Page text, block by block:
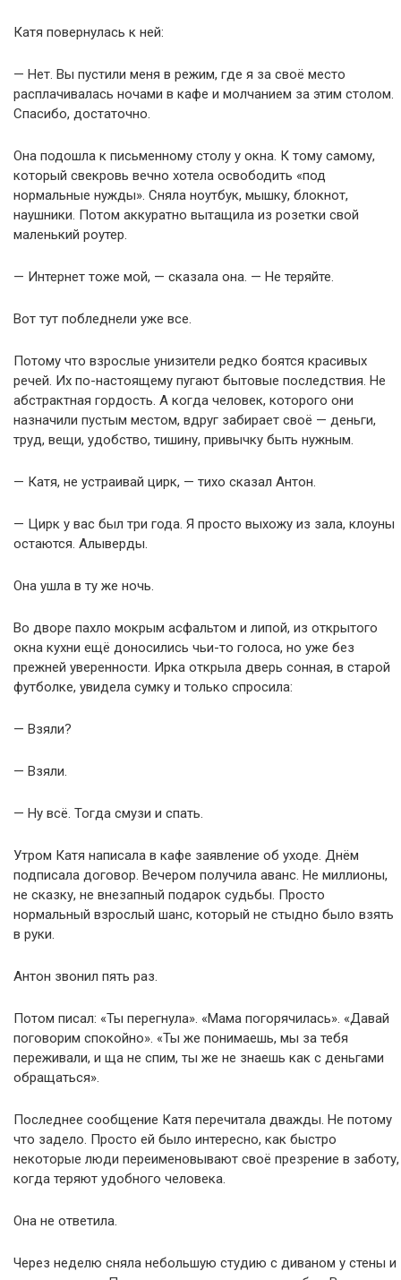
Катя повернулась к ней:
— Нет. Вы пустили меня в режим, где я за своё место
расплачивалась ночами в кафе и молчанием за этим столом.
Спасибо, достаточно.
Она подошла к письменному столу у окна. К тому самому,
который свекровь вечно хотела освободить «под
нормальные нужды». Сняла ноутбук, мышку, блокнот,
наушники. Потом аккуратно вытащила из розетки свой
маленький роутер.
— Интернет тоже мой, — сказала она. — Не теряйте.
Вот тут побледнели уже все.
Потому что взрослые унизители редко боятся красивых
речей. Их по-настоящему пугают бытовые последствия. Не
абстрактная гордость. А когда человек, которого они
назначили пустым местом, вдруг забирает своё — деньги,
труд, вещи, удобство, тишину, привычку быть нужным.
— Катя, не устраивай цирк, — тихо сказал Антон.
— Цирк у вас был три года. Я просто выхожу из зала, клоуны
остаются. Алыверды.
Она ушла в ту же ночь.
Во дворе пахло мокрым асфальтом и липой, из открытого
окна кухни ещё доносились чьи-то голоса, но уже без
прежней уверенности. Ирка открыла дверь сонная, в старой
футболке, увидела сумку и только спросила:
— Взяли?
— Взяли.
— Ну всё. Тогда смузи и спать.
Утром Катя написала в кафе заявление об уходе. Днём
подписала договор. Вечером получила аванс. Не миллионы,
не сказку, не внезапный подарок судьбы. Просто
нормальный взрослый шанс, который не стыдно было взять
в руки.
Антон звонил пять раз.
Потом писал: «Ты перегнула». «Мама погорячилась». «Давай
поговорим спокойно». «Ты же понимаешь, мы за тебя
переживали, и ща не спим, ты же не знаешь как с деньгами
обращаться».
Последнее сообщение Катя перечитала дважды. Не потому
что задело. Просто ей было интересно, как быстро
некоторые люди переименовывают своё презрение в заботу,
когда теряют удобного человека.
Она не ответила.
Через неделю сняла небольшую студию с диваном у стены и